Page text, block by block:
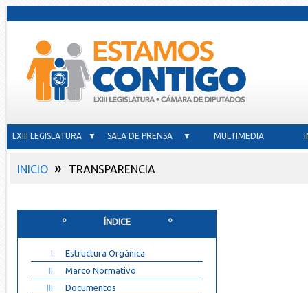
LXIII LEGISLATURA ▼ SALA DE PRENSA ▼ MULTIMEDIA
INICIO » TRANSPARENCIA
º ÍNDICE º
I.
Estructura Orgánica
II.
Marco Normativo
III.
Documentos